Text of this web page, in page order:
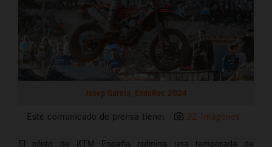
Josep García_EnduRoc 2024
Este comunicado de prensa tiene: 32 Imágenes
El piloto de KTM España culmina una temporada de